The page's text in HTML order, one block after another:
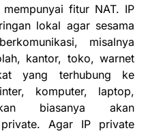
fitur NAT. IP
lokal agar sesama
misalnya
kantor, toko, warnet
yang terhubung ke
komputer, laptop,
biasanya akan
Agar IP private